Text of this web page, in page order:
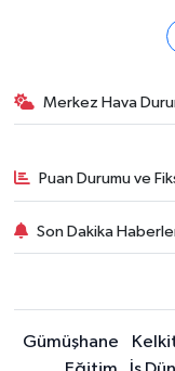
Merkez Hava
Puan Durumu ve
Son Dakika
Gümüşhane